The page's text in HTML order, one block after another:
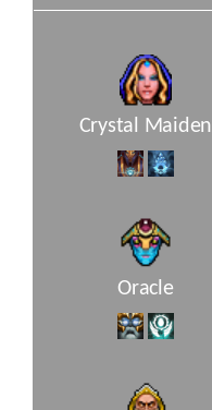
Crystal Maiden
Oracle